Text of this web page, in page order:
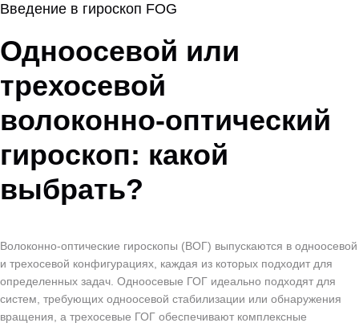
Введение в гироскоп FOG
Одноосевой или
трехосевой
волоконно-оптический
гироскоп: какой
выбрать?
Волоконно-оптические гироскопы (ВОГ) выпускаются в одноосевой
и трехосевой конфигурациях, каждая из которых подходит для
определенных задач. Одноосевые ГОГ идеально подходят для
систем, требующих одноосевой стабилизации или обнаружения
вращения, а трехосевые ГОГ обеспечивают комплексные